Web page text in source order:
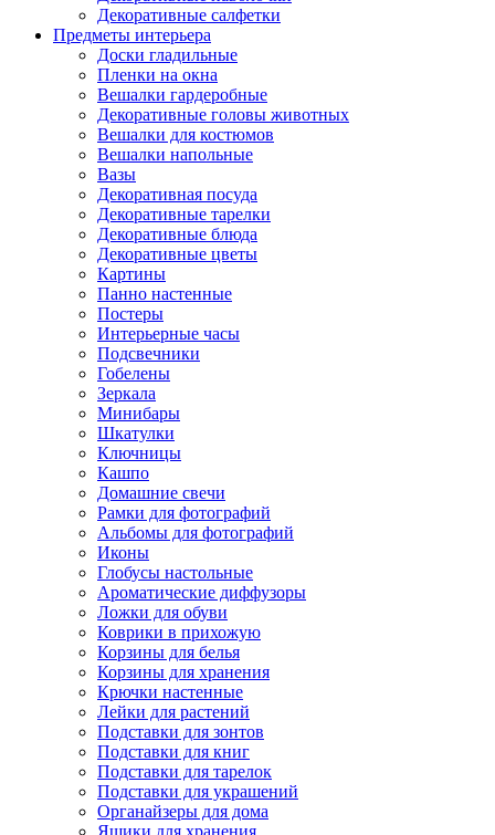
Декоративные салфетки
Предметы интерьера
Доски гладильные
Пленки на окна
Вешалки гардеробные
Декоративные головы животных
Вешалки для костюмов
Вешалки напольные
Вазы
Декоративная посуда
Декоративные тарелки
Декоративные блюда
Декоративные цветы
Картины
Панно настенные
Постеры
Интерьерные часы
Подсвечники
Гобелены
Зеркала
Минибары
Шкатулки
Ключницы
Кашпо
Домашние свечи
Рамки для фотографий
Альбомы для фотографий
Иконы
Глобусы настольные
Ароматические диффузоры
Ложки для обуви
Коврики в прихожую
Корзины для белья
Корзины для хранения
Крючки настенные
Лейки для растений
Подставки для зонтов
Подставки для книг
Подставки для тарелок
Подставки для украшений
Органайзеры для дома
Ящики для хранения